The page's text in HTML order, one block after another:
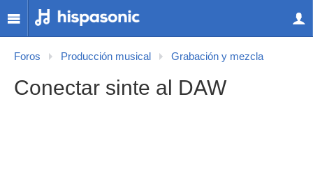
Foros Producción musical Grabación y mezcla
Conectar sinte al DAW